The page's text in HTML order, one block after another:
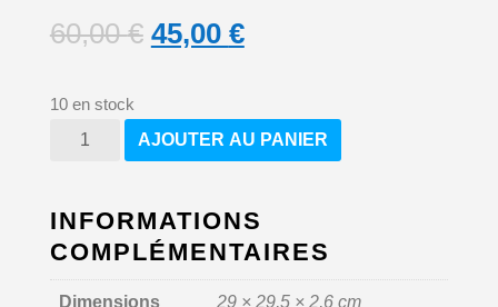
60,00€ L
p
i
x
45,00 €L
p
i
x
10 en stock
mondial
AJOUTER AU PANIER
INFORMATIONS
COMPLÉMENTAIRES
Dimensions 29 × 29,5 × 2,6 cm